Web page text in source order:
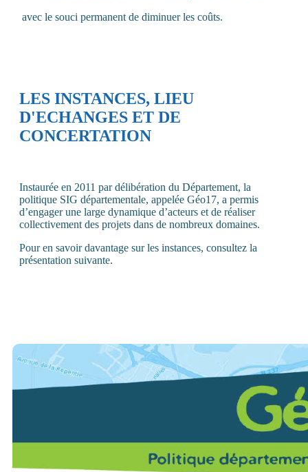
avec le souci permanent de diminuer les coûts.
LES INSTANCES, LIEU
D'ECHANGES ET DE
CONCERTATION
Instaurée en 2011 par délibération du Département, la
politique SIG départementale, appelée Géo17, a permis
d’engager une large dynamique d’acteurs et de réaliser
collectivement des projets dans de nombreux domaines.
Pour en savoir davantage sur les instances, consultez la
présentation suivante.